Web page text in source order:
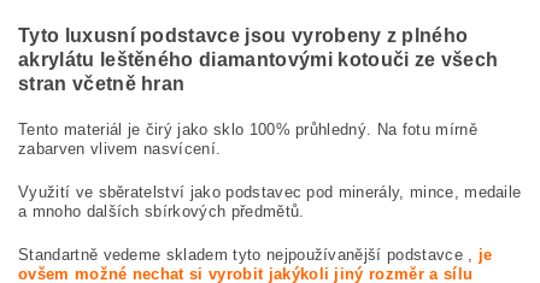
Tyto luxusní podstavce jsou vyrobeny z plného
akrylátu leštěného diamantovými kotouči ze všech
stran včetně hran
Tento materiál je čirý jako sklo 100% průhledný. Na fotu mírně
zabarven vlivem nasvícení.
Využití ve sběratelství jako podstavec pod minerály, mince, medaile
a mnoho dalších sbírkových předmětů.
Standartně vedeme skladem tyto nejpoužívanější podstavce , je
ovšem možné nechat si vyrobit jakýkoli jiný rozměr a sílu